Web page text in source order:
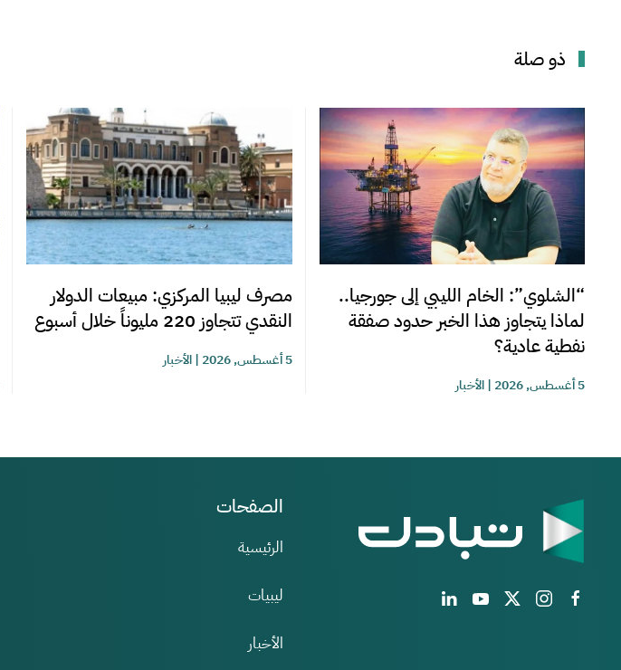
ذو صلة
“الشلوي”: الخام الليبي إلى جورجيا..
لماذا يتجاوز هذا الخبر حدود صفقة
نفطية عادية؟
5 أغسطس, 2026 |الأخبار
مصرف ليبيا المركزي: مبيعات الدولار
النقدي تتجاوز 220 مليوناً خلال أسبوع
5 أغسطس, 2026 |الأخبار
الصفحات
الرئيسية
ليبيات
الأخبار